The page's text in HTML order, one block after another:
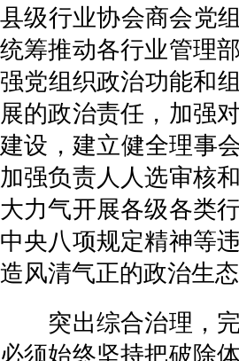
县级行业协会商会党
统筹推动各行业管理
强党组织政治功能和
展的政治责任，加强
建设，建立健全理事
加强负责人人选审核
大力气开展各级各类
中央八项规定精神等
造风清气正的政治生态
突出综合治理，完
必须始终坚持把破除